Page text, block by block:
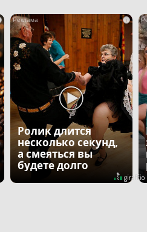
i
Ролик длится
несколько секунд,
а смеяться вы
будете долго